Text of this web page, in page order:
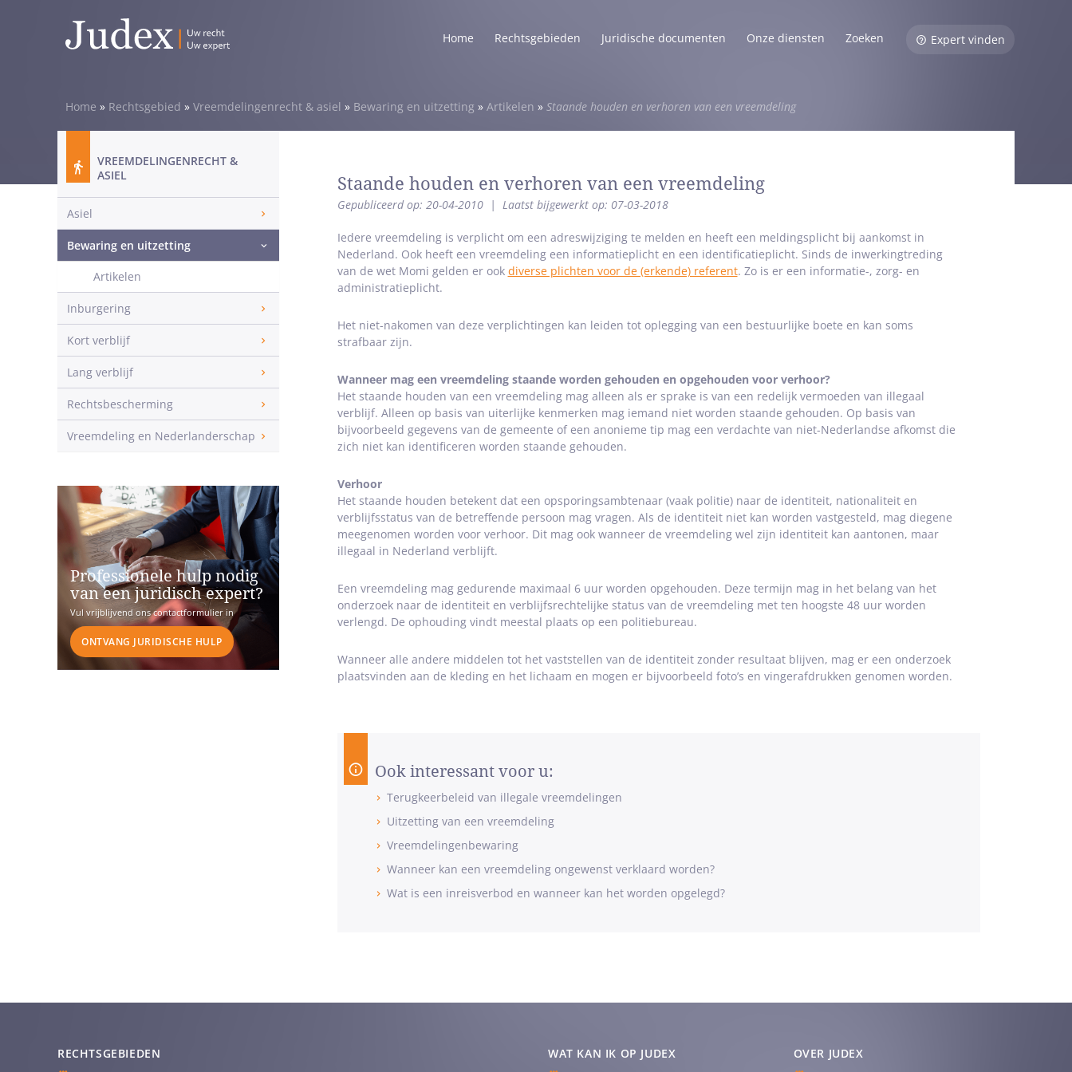
Home Rechtsgebieden Juridische documenten Onze diensten Zoeken Expert vinden
Home » Rechtsgebied » Vreemdelingenrecht & asiel » Bewaring en uitzetting » Artikelen » Staande houden en verhoren van een vreemdeling
Staande houden en verhoren van een vreemdeling
Gepubliceerd op: 20-04-2010 | Laatst bijgewerkt op: 07-03-2018
Iedere vreemdeling is verplicht om een adreswijziging te melden en heeft een meldingsplicht bij aankomst in
Nederland. Ook heeft een vreemdeling een informatieplicht en een identificatieplicht. Sinds de inwerkingtreding
van de wet Momi gelden er ook diverse plichten voor de (erkende) referent. Zo is er een informatie-, zorg- en
administratieplicht.
Het niet-nakomen van deze verplichtingen kan leiden tot oplegging van een bestuurlijke boete en kan soms
strafbaar zijn.
Wanneer mag een vreemdeling staande worden gehouden en opgehouden voor verhoor?
Het staande houden van een vreemdeling mag alleen als er sprake is van een redelijk vermoeden van illegaal
verblijf. Alleen op basis van uiterlijke kenmerken mag iemand niet worden staande gehouden. Op basis van
bijvoorbeeld gegevens van de gemeente of een anonieme tip mag een verdachte van niet-Nederlandse afkomst die
zich niet kan identificeren worden staande gehouden.
Verhoor
Het staande houden betekent dat een opsporingsambtenaar (vaak politie) naar de identiteit, nationaliteit en
verblijfsstatus van de betreffende persoon mag vragen. Als de identiteit niet kan worden vastgesteld, mag diegene
meegenomen worden voor verhoor. Dit mag ook wanneer de vreemdeling wel zijn identiteit kan aantonen, maar
illegaal in Nederland verblijft.
Een vreemdeling mag gedurende maximaal 6 uur worden opgehouden. Deze termijn mag in het belang van het
onderzoek naar de identiteit en verblijfsrechtelijke status van de vreemdeling met ten hoogste 48 uur worden
verlengd. De ophouding vindt meestal plaats op een politiebureau.
Wanneer alle andere middelen tot het vaststellen van de identiteit zonder resultaat blijven, mag er een onderzoek
plaatsvinden aan de kleding en het lichaam en mogen er bijvoorbeeld foto’s en vingerafdrukken genomen worden.
Ook interessant voor u:
Terugkeerbeleid van illegale vreemdelingen
Uitzetting van een vreemdeling
Vreemdelingenbewaring
Wanneer kan een vreemdeling ongewenst verklaard worden?
Wat is een inreisverbod en wanneer kan het worden opgelegd?
VREEMDELINGENRECHT &
ASIEL
Asiel
Bewaring en uitzetting
Artikelen
Inburgering
Kort verblijf
Lang verblijf
Rechtsbescherming
Vreemdeling en Nederlanderschap
Professionele hulp nodig
van een juridisch expert?
Vul vrijblijvend ons contactformulier in
ONTVANG JURIDISCHE HULP
RECHTSGEBIEDEN WAT KAN IK OP JUDEX OVER JUDEX